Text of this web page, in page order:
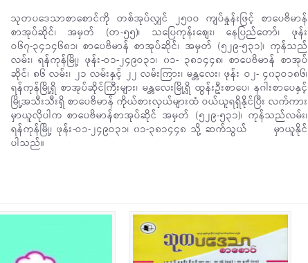
သုတပဒေသာစာစောင်ကို တစ်အုပ်လျှင် ၂၅ဝဝ ကျပ်နှုန်းဖြင့် စာပေဗိမာန်
စာအုပ်ဆိုင်၊ အမှတ် (တ-၅၅)၊ သပြေကုန်းစျေး၊ နေပြည်တော်၊ ဖုန်း
ဝ၆၇-၃၄၁၄၆၈၁၊ စာပေဗိမာန် စာအုပ်ဆိုင်၊ အမှတ် (၅၂၉-၅၃၁)၊ ကုန်သည်
လမ်း၊ ရန်ကုန်မြို့၊ ဖုန်း-ဝ၁-၂၄၉ဝ၃၁၊ ၀၁- ၃၈၁၄၄၈၊ စာပေဗိမာန် စာအုပ်
ဆိုင်၊ ၈၆ လမ်း၊ ၂၁ လမ်းနှင့် ၂၂ လမ်းကြား၊ မန္တလေး၊ ဖုန်း ဝ၂- ၄၀၃ဝ၁၈၆၊
ရန်ကုန်မြို့ရှိ စာအုပ်ဆိုင်ကြီးများ၊ မန္တလေးမြို့ရှိ ထွန်းဦးစာပေ၊ နဂါးစာပေနှင့်
မြို့အသီးသီးရှိ စာပေဗိမာန် ကိုယ်စားလှယ်များထံ ဝယ်ယူရရှိနိုင်ပြီး လက်ကား
မှာယူလိုပါက စာပေဗိမာန်စာအုပ်ဆိုင် အမှတ် (၅၂၉-၅၃၁)၊ ကုန်သည်လမ်း၊
ရန်ကုန်မြို့၊ ဖုန်း-ဝ၁-၂၄၉ဝ၃၁၊ ၀၁-၃၈၁၄၄၈ သို့ ဆက်သွယ် မှာယူနိုင်
ပါသည်။